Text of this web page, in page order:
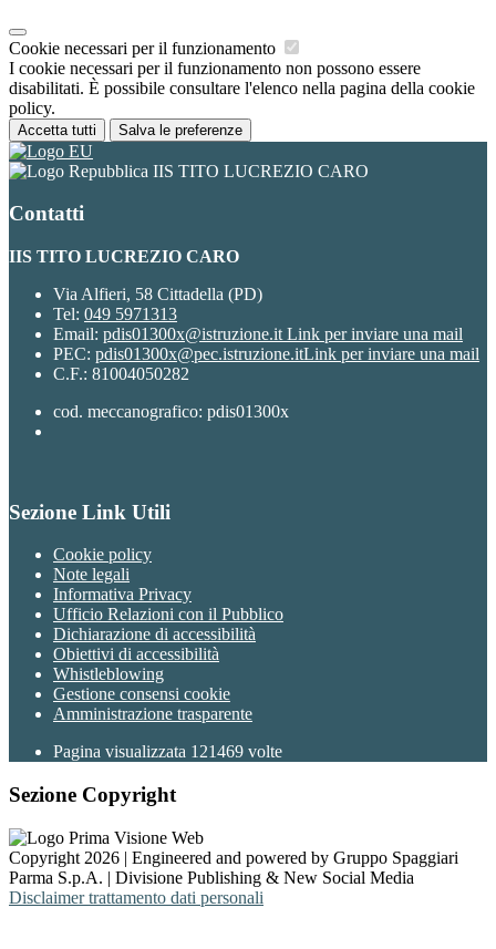
Cookie necessari per il funzionamento
I cookie necessari per il funzionamento non possono essere
disabilitati. È possibile consultare l'elenco nella pagina della cookie
policy.
Accetta tutti Salva le preferenze
IIS TITO LUCREZIO CARO
Contatti
IIS TITO LUCREZIO CARO
Via Alfieri, 58 Cittadella (PD)
Tel: 049 5971313
Email: pdis01300x@istruzione.it Link per inviare una mail
PEC: pdis01300x@pec.istruzione.itLink per inviare una mail
C.F.: 81004050282
cod. meccanografico: pdis01300x
Sezione Link Utili
Cookie policy
Note legali
Informativa Privacy
Ufficio Relazioni con il Pubblico
Dichiarazione di accessibilità
Obiettivi di accessibilità
Whistleblowing
Gestione consensi cookie
Amministrazione trasparente
Pagina visualizzata 121469 volte
Sezione Copyright
Copyright 2026 | Engineered and powered by Gruppo Spaggiari
Parma S.p.A. | Divisione Publishing & New Social Media
Disclaimer trattamento dati personali